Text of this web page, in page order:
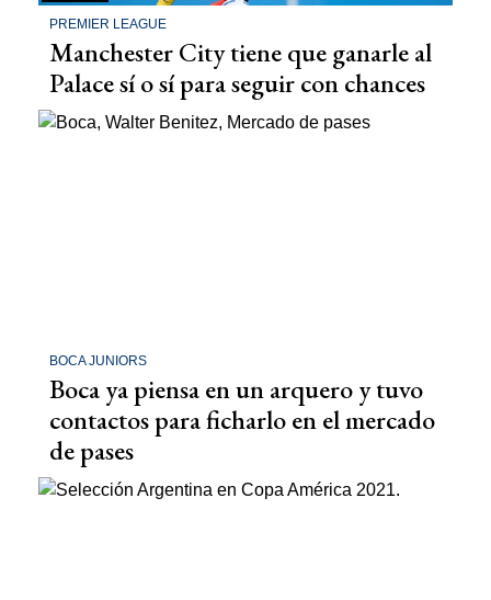
PREMIER LEAGUE
Manchester City tiene que ganarle al
Palace sí o sí para seguir con chances
BOCA JUNIORS
Boca ya piensa en un arquero y tuvo
contactos para ficharlo en el mercado
de pases